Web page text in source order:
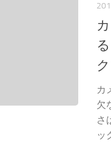
カ
欠
さ
ッ